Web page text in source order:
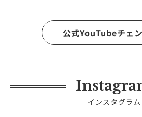
公式YouTubeチェ
インスタグラム